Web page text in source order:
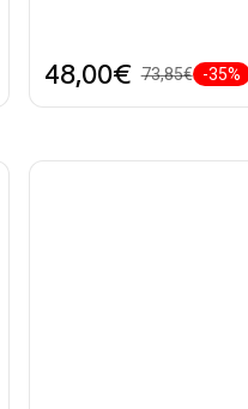
48,00€ 73,85€ -35%